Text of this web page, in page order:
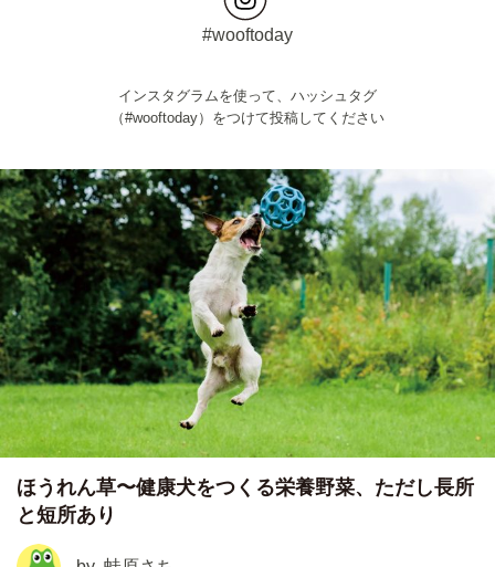
#wooftoday
インスタグラムを使って、ハッシュタグ
（#wooftoday）をつけて投稿してください
ほうれん草〜健康犬をつくる栄養野菜、ただし長所
と短所あり